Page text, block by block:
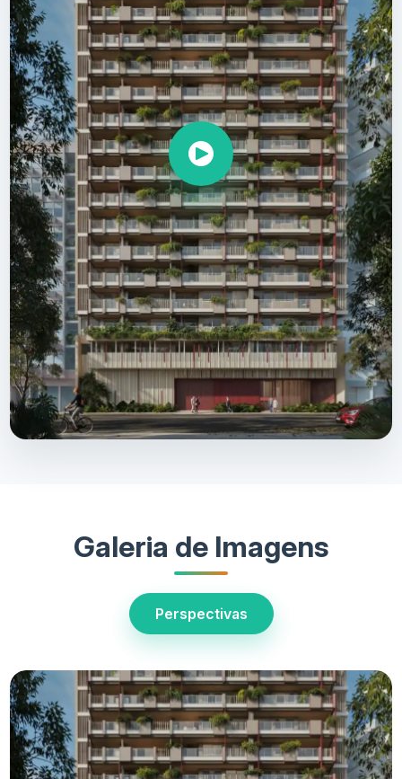
Galeria de Imagens
Perspectivas